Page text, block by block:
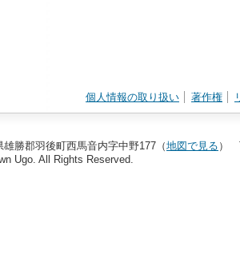
個人情報の取り扱い 著作権
勝郡羽後町西馬音内字中野177（地図で見る ）
Ugo. All Rights Reserved.